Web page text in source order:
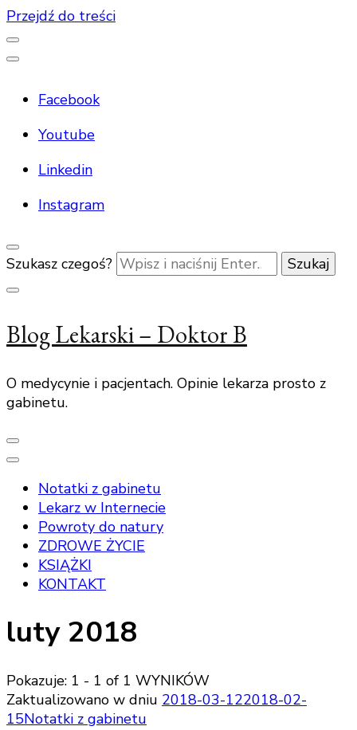
Przejdź do treści
Facebook
Youtube
Linkedin
Instagram
Szukasz czegoś?
Blog Lekarski – Doktor B
O medycynie i pacjentach. Opinie lekarza prosto z
gabinetu.
Notatki z gabinetu
Lekarz w Internecie
Powroty do natury
ZDROWE ŻYCIE
KSIĄŻKI
KONTAKT
luty 2018
Pokazuje: 1 - 1 of 1 WYNIKÓW
Zaktualizowano w dniu 2018-03-122018-02-
15Notatki z gabinetu